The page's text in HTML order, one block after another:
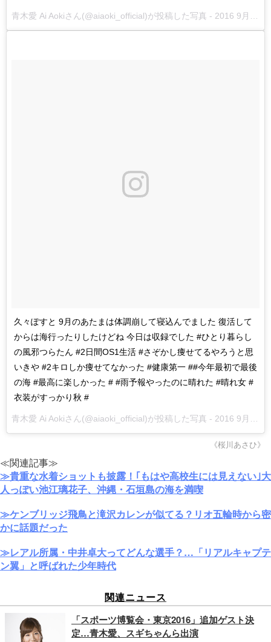
青木愛 Ai Aokiさん(@aiaoki_official)が投稿した写真 - 2016 9月 17 1:15午前 PDT
久々ぽすと 9月のあたまは体調崩して寝込んでました 復活して
からは海行ったりしたけどね 今日は収録でした #ひとり暮らし
の風邪つらたん #2日間OS1生活 #さぞかし痩せてるやろうと思
いきや #2キロしか痩せてなかった #健康第一 ##今年最初で最後
の海 #最高に楽しかった # #雨予報やったのに晴れた #晴れ女 #
衣装がすっかり秋 #
青木愛 Ai Aokiさん(@aiaoki_official)が投稿した写真 - 2016 9月 11 5:50午前 PDT
《桜川あさひ》
≪関連記事≫
≫貴重な水着ショットも披露！｢もはや高校生には見えない｣大
人っぽい池江璃花子、沖縄・石垣島の海を満喫
≫ケンブリッジ飛鳥と滝沢カレンが似てる？リオ五輪時から密
かに話題だった
≫レアル所属・中井卓大ってどんな選手？…「リアルキャプテ
ン翼」と呼ばれた少年時代
関連ニュース
「スポーツ博覧会・東京2016」追加ゲスト決
定…青木愛、スギちゃんら出演